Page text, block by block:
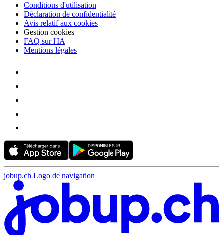
Conditions d'utilisation
Déclaration de confidentialité
Avis relatif aux cookies
Gestion cookies
FAQ sur l'IA
Mentions légales
jobup.ch Logo de navigation